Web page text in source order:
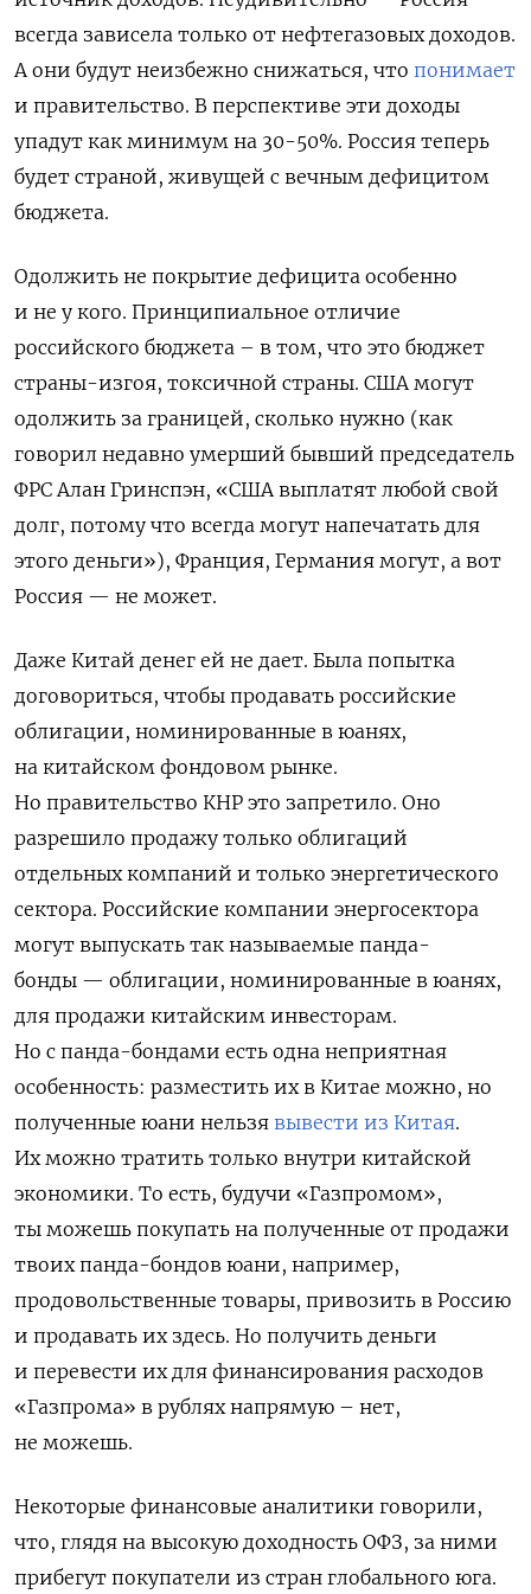
всегда зависела только от нефтегазовых доходов.
А они будут неизбежно снижаться, что понимает
и правительство. В перспективе эти доходы
упадут как минимум на 30-50%. Россия теперь
будет страной, живущей с вечным дефицитом
бюджета.
Одолжить не покрытие дефицита особенно
и не у кого. Принципиальное отличие
российского бюджета – в том, что это бюджет
страны-изгоя, токсичной страны. США могут
одолжить за границей, сколько нужно (как
говорил недавно умерший бывший председатель
ФРС Алан Гринспэн, «США выплатят любой свой
долг, потому что всегда могут напечатать для
этого деньги»), Франция, Германия могут, а вот
Россия — не может.
Даже Китай денег ей не дает. Была попытка
договориться, чтобы продавать российские
облигации, номинированные в юанях,
на китайском фондовом рынке.
Но правительство КНР это запретило. Оно
разрешило продажу только облигаций
отдельных компаний и только энергетического
сектора. Российские компании энергосектора
могут выпускать так называемые панда-
бонды — облигации, номинированные в юанях,
для продажи китайским инвесторам.
Но с панда-бондами есть одна неприятная
особенность: разместить их в Китае можно, но
полученные юани нельзя вывести из Китая.
Их можно тратить только внутри китайской
экономики. То есть, будучи «Газпромом»,
ты можешь покупать на полученные от продажи
твоих панда-бондов юани, например,
продовольственные товары, привозить в Россию
и продавать их здесь. Но получить деньги
и перевести их для финансирования расходов
«Газпрома» в рублях напрямую – нет,
не можешь.
Некоторые финансовые аналитики говорили,
что, глядя на высокую доходность ОФЗ, за ними
прибегут покупатели из стран глобального юга.